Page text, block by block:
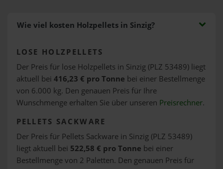
Wie viel kosten Holzpellets in Sinzig?
LOSE HOLZPELLETS
Der Preis für lose Holzpellets in Sinzig (PLZ 53489) liegt
aktuell bei 416,23 € pro Tonne bei einer Bestellmenge
von 6.000 kg. Den genauen Preis für Ihre
Wunschmenge erhalten Sie über unseren Preisrechner.
PELLETS SACKWARE
Der Preis für Pellets Sackware in Sinzig (PLZ 53489)
liegt aktuell bei 522,58 € pro Tonne bei einer
Bestellmenge von 2 Paletten. Den genauen Preis für